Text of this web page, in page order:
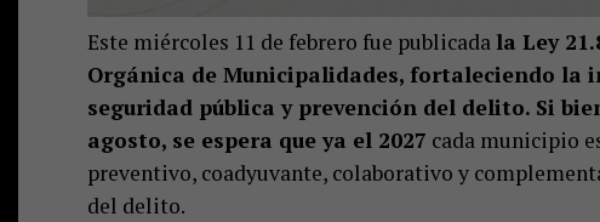
Este miércoles 11 de febrero fue publicada la Ley
Orgánica de Municipalidades, fortaleciendo
seguridad pública y prevención del delito. Si
agosto, se espera que ya el 2027 cada municipio
preventivo, coadyuvante, colaborativo y
del delito.